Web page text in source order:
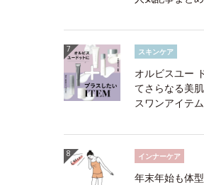
スキンケア
オルビスユー
てさらなる美
スワンアイテ
インナーケア
年末年始も体